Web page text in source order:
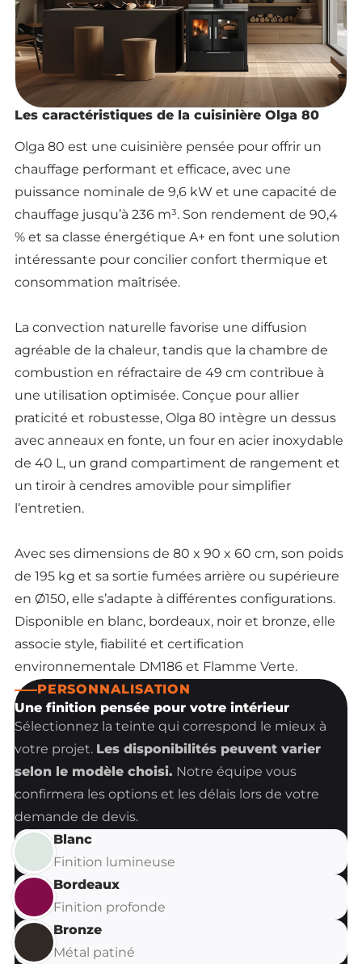
Les caractéristiques de la cuisinière Olga 80
Olga 80 est une cuisinière pensée pour offrir un
chauffage performant et efficace, avec une
puissance nominale de 9,6 kW et une capacité de
chauffage jusqu’à 236 m³. Son rendement de 90,4
% et sa classe énergétique A+ en font une solution
intéressante pour concilier confort thermique et
consommation maîtrisée.
La convection naturelle favorise une diffusion
agréable de la chaleur, tandis que la chambre de
combustion en réfractaire de 49 cm contribue à
une utilisation optimisée. Conçue pour allier
praticité et robustesse, Olga 80 intègre un dessus
avec anneaux en fonte, un four en acier inoxydable
de 40 L, un grand compartiment de rangement et
un tiroir à cendres amovible pour simplifier
l’entretien.
Avec ses dimensions de 80 x 90 x 60 cm, son poids
de 195 kg et sa sortie fumées arrière ou supérieure
en Ø150, elle s’adapte à différentes configurations.
Disponible en blanc, bordeaux, noir et bronze, elle
associe style, fiabilité et certification
environnementale DM186 et Flamme Verte.
PERSONNALISATION
Une finition pensée pour votre intérieur
Sélectionnez la teinte qui correspond le mieux à
votre projet. Les disponibilités peuvent varier
selon le modèle choisi. Notre équipe vous
confirmera les options et les délais lors de votre
demande de devis.
Blanc
Finition lumineuse
Bordeaux
Finition profonde
Bronze
Métal patiné